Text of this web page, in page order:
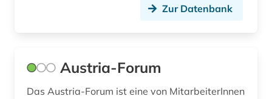
jüdisch (1)
Zur Datenbank
Austria-Forum
Das Austria-Forum ist eine von MitarbeiterInnen